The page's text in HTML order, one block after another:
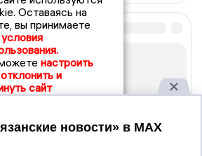
Оставаясь на
вы принимаете
настроить
отклонить и
сайт
Принять